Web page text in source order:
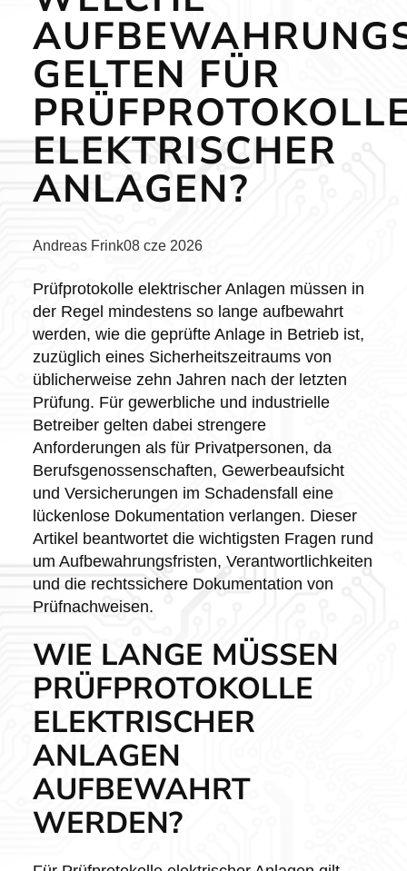
GELTEN FÜR
ELEKTRISCHER
ANLAGEN?
Posted
Andreas Frink08 cze 2026
Prüfprotokolle elektrischer Anlagen müssen in
der Regel mindestens so lange aufbewahrt
werden, wie die geprüfte Anlage in Betrieb ist,
zuzüglich eines Sicherheitszeitraums von
üblicherweise zehn Jahren nach der letzten
Prüfung. Für gewerbliche und industrielle
Betreiber gelten dabei strengere
Anforderungen als für Privatpersonen, da
Berufsgenossenschaften, Gewerbeaufsicht
und Versicherungen im Schadensfall eine
lückenlose Dokumentation verlangen. Dieser
Artikel beantwortet die wichtigsten Fragen rund
um Aufbewahrungsfristen, Verantwortlichkeiten
und die rechtssichere Dokumentation von
Prüfnachweisen.
WIE LANGE MÜSSEN
PRÜFPROTOKOLLE
ELEKTRISCHER
ANLAGEN
AUFBEWAHRT
WERDEN?